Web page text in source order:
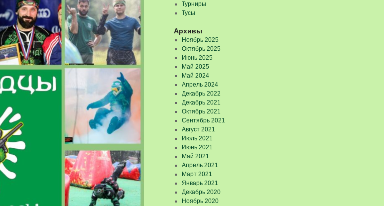
Турниры
Тусы
Архивы
Ноябрь 2025
Октябрь 2025
Июнь 2025
Май 2025
Май 2024
Апрель 2024
Декабрь 2022
Декабрь 2021
Октябрь 2021
Сентябрь 2021
Август 2021
Июль 2021
Июнь 2021
Май 2021
Апрель 2021
Март 2021
Январь 2021
Декабрь 2020
Ноябрь 2020